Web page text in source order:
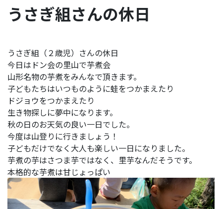
うさぎ組さんの休日
うさぎ組（２歳児）さんの休日
今日はドン会の里山で芋煮会
山形名物の芋煮をみんなで頂きます。
子どもたちはいつものように蛙をつかまえたり
ドジョウをつかまえたり
生き物探しに夢中になります。
秋の日のお天気の良い一日でした。
今度は山登りに行きましょう！
子どもだけでなく大人も楽しい一日になりました。
芋煮の芋はさつま芋ではなく、里芋なんだそうです。
本格的な芋煮は甘じょっぱい